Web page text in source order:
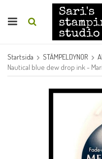
Startsida STÄMPELDYNOR
Nautical blue dew drop ink -